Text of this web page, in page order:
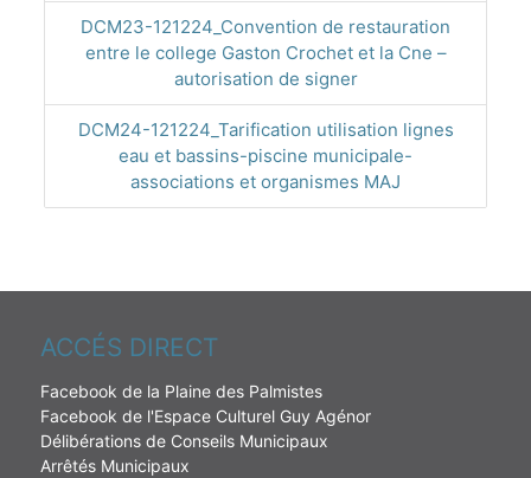
DCM23-121224_Convention de restauration
entre le college Gaston Crochet et la Cne –
autorisation de signer
DCM24-121224_Tarification utilisation lignes
eau et bassins-piscine municipale-
associations et organismes MAJ
ACCÉS DIRECT
Facebook de la Plaine des Palmistes
Facebook de l'Espace Culturel Guy Agénor
Délibérations de Conseils Municipaux
Arrêtés Municipaux